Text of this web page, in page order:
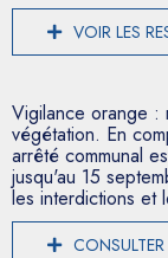
VOIR LES
Vigilance orange
végétation. En
arrêté communal
jusqu'au 15
les interdictions et